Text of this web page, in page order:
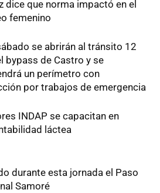
dice que norma impactó en el
femenino
se abrirán al tránsito 12
bypass de Castro y se
un perímetro con
por trabajos de emergencia
INDAP se capacitan en
láctea
durante esta jornada el Paso
Samoré